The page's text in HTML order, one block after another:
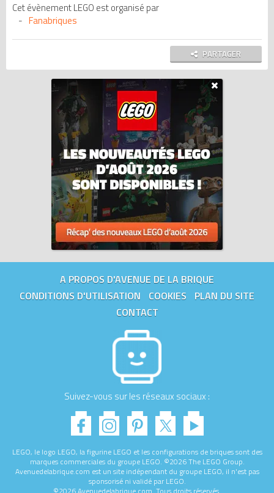
Cet évènement LEGO est organisé par
Fanabriques
PARTAGER
A PROPOS D'AVENUE DE LA BRIQUE
CONDITIONS D'UTILISATION
COOKIES
PLAN DU SITE
CONTACT
Suivez-vous sur les réseaux sociaux :
LEGO, le logo LEGO, la figurine LEGO et les configurations de briques sont des
marques commerciales du groupe LEGO. ©2026 The LEGO Group.
Avenuedelabrique.com est un site indépendant du groupe LEGO, il n'est pas
sponsorisé ni validé par LEGO.